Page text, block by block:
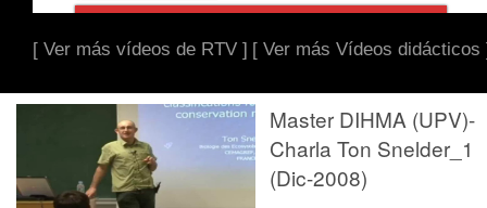
[ Ver más vídeos de RTV ] [ Ver más Vídeos didácticos
Master DIHMA (UPV)-
Charla Ton Snelder_1
(Dic-2008)